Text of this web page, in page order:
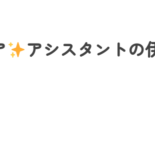
アシスタントの